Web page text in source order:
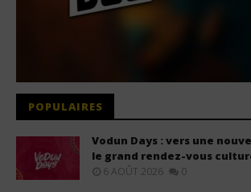
POPULAIRES
Vodun Days : vers une
le grand rendez-vous
6 AOÛT 2026 0